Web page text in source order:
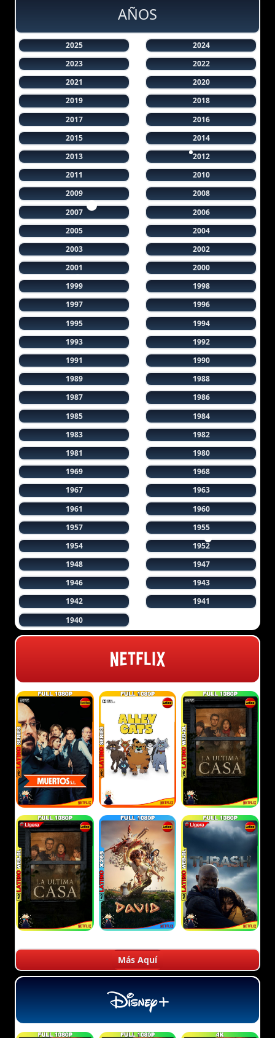
AÑOS
2025
2024
2023
2022
2021
2020
2019
2018
2017
2016
2015
2014
2013
2012
2011
2010
2009
2008
2007
2006
2005
2004
2003
2002
2001
2000
1999
1998
1997
1996
1995
1994
1993
1992
1991
1990
1989
1988
1987
1986
1985
1984
1983
1982
1981
1980
1969
1968
1967
1963
1961
1960
1957
1955
1954
1952
1948
1947
1946
1943
1942
1941
1940
Más Aquí